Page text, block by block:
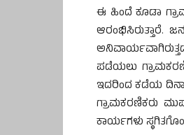
ಈ ಹಿಂದೆ ಕೂಡಾ
ಆರಂಭಿಸಿರುತ್ತಾರೆ.
ಪಡೆಯಲು
ಇದರಿಂದ ಕಡೆಯ
ಗ್ರಾಮಕರಣಿಕರು
ಕಾರ್ಯಗಳು